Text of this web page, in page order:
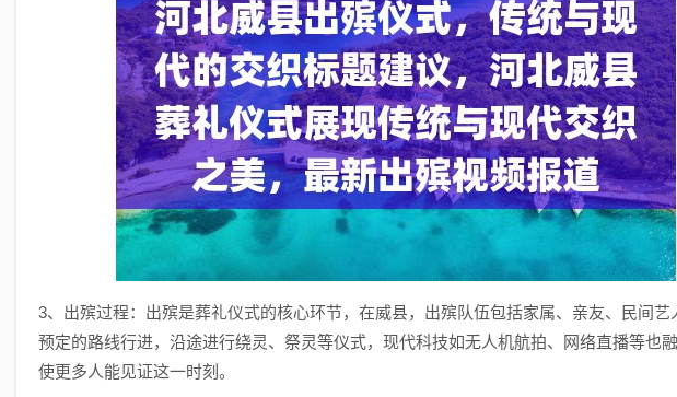
3、出殡过程：出殡是葬礼仪式的核心环节，在威县，出殡队伍包括家属、亲友、民间艺
预定的路线行进，沿途进行绕灵、祭灵等仪式，现代科技如无人机航拍、网络直播等也
使更多人能见证这一时刻。